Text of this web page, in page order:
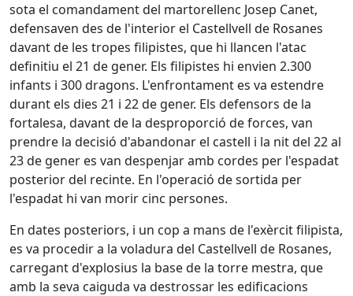
sota el comandament del martorellenc Josep Canet,
defensaven des de l'interior el Castellvell de Rosanes
davant de les tropes filipistes, que hi llancen l'atac
definitiu el 21 de gener. Els filipistes hi envien 2.300
infants i 300 dragons. L'enfrontament es va estendre
durant els dies 21 i 22 de gener. Els defensors de la
fortalesa, davant de la desproporció de forces, van
prendre la decisió d'abandonar el castell i la nit del 22 al
23 de gener es van despenjar amb cordes per l'espadat
posterior del recinte. En l'operació de sortida per
l'espadat hi van morir cinc persones.
En dates posteriors, i un cop a mans de l'exèrcit filipista,
es va procedir a la voladura del Castellvell de Rosanes,
carregant d'explosius la base de la torre mestra, que
amb la seva caiguda va destrossar les edificacions